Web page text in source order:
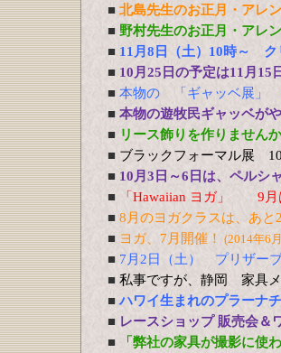
■ 北島先生のお正月・アレ
■ 野村先生のお正月・アレ
■ 11月8日（土）10時～
■ 10月25日の予定は11月15
■ 本物の 「ギャッベ展」
■ 本物の遊牧民ギャッベが
■ リース飾りを作りませ
■ ブラックフォーマル展
■ 10月3日～6日は、ペルシ
■
「Hawaiian ヨガ」 9月
■ 8月のヨガクラスは、あ
■ ヨガ、7月開催！ (2014年6
■ 7月2日（土） プリザー
■ 私事ですが、静岡 家具
■ ハワイ生まれのプラーナ
■ レースショップ 販売会
■
「弊社の家具が撮影に